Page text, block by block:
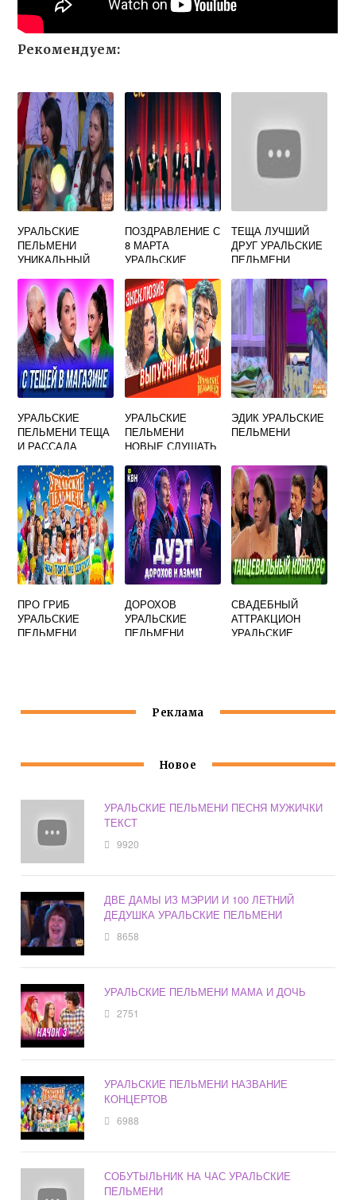
Рекомендуем:
УРАЛЬСКИЕ
ПЕЛЬМЕНИ
УНИКАЛЬНЫЙ
ПИВАСИК
ПОЗДРАВЛЕНИЕ С
8 МАРТА
УРАЛЬСКИЕ
ТЕЩА ЛУЧШИЙ
ДРУГ УРАЛЬСКИЕ
ПЕЛЬМЕНИ
УРАЛЬСКИЕ
ПЕЛЬМЕНИ ТЕЩА
И РАССАДА
УРАЛЬСКИЕ
ПЕЛЬМЕНИ
НОВЫЕ СЛУШАТЬ
ЭДИК УРАЛЬСКИЕ
ПЕЛЬМЕНИ
ПРО ГРИБ
УРАЛЬСКИЕ
ПЕЛЬМЕНИ
ДОРОХОВ
УРАЛЬСКИЕ
ПЕЛЬМЕНИ
СВАДЕБНЫЙ
АТТРАКЦИОН
УРАЛЬСКИЕ
Реклама
Новое
УРАЛЬСКИЕ ПЕЛЬМЕНИ ПЕСНЯ МУЖИЧКИ
ТЕКСТ
9920
ДВЕ ДАМЫ ИЗ МЭРИИ И 100 ЛЕТНИЙ
ДЕДУШКА УРАЛЬСКИЕ ПЕЛЬМЕНИ
8658
УРАЛЬСКИЕ ПЕЛЬМЕНИ МАМА И ДОЧЬ
2751
УРАЛЬСКИЕ ПЕЛЬМЕНИ НАЗВАНИЕ
КОНЦЕРТОВ
6988
СОБУТЫЛЬНИК НА ЧАС УРАЛЬСКИЕ
ПЕЛЬМЕНИ